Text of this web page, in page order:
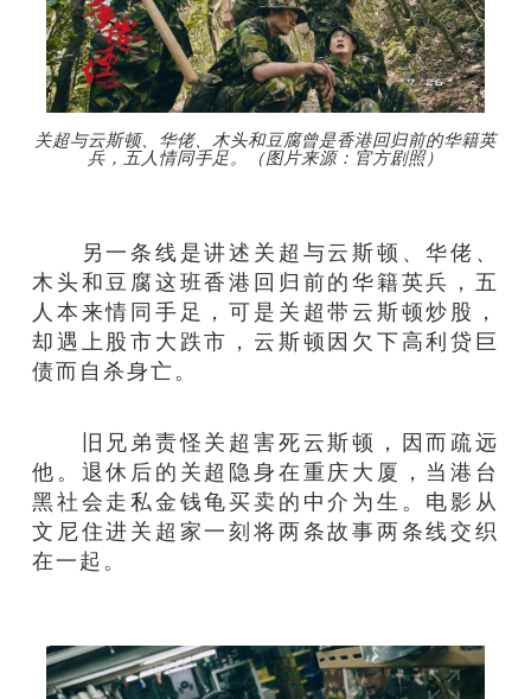
关超与云斯顿、华佬、木头和豆腐曾是香港回归前的华籍英
兵，五人情同手足。（图片来源：官方剧照）
另一条线是讲述关超与云斯顿、华佬、
木头和豆腐这班香港回归前的华籍英兵，五
人本来情同手足，可是关超带云斯顿炒股，
却遇上股市大跌市，云斯顿因欠下高利贷巨
债而自杀身亡。
旧兄弟责怪关超害死云斯顿，因而疏远
他。退休后的关超隐身在重庆大厦，当港台
黑社会走私金钱龟买卖的中介为生。电影从
文尼住进关超家一刻将两条故事两条线交织
在一起。